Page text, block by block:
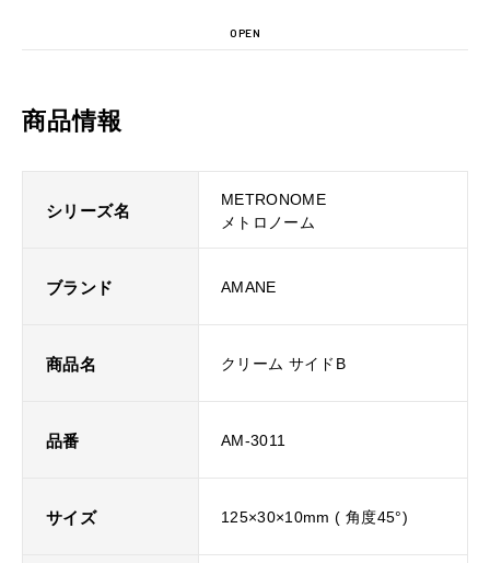
OPEN
商品情報
シリーズ名
METRONOME
メトロノーム
ブランド AMANE
商品名 クリーム サイドB
品番 AM-3011
サイズ 125×30×10mm ( 角度45°)